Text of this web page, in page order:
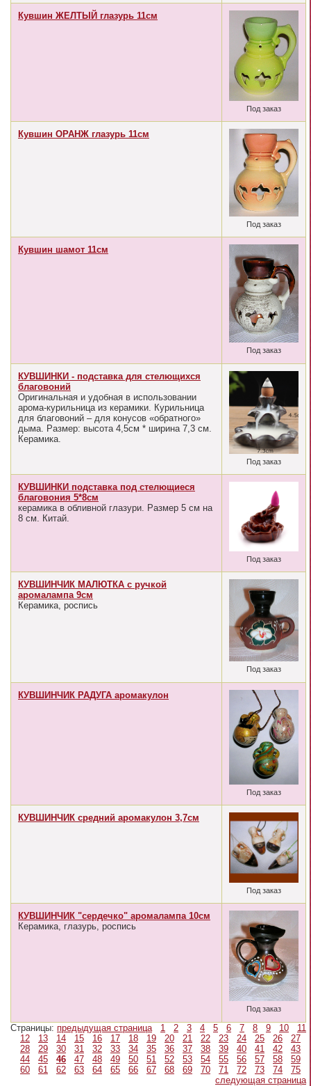
Кувшин ЖЕЛТЫЙ глазурь 11см
Под заказ
Кувшин ОРАНЖ глазурь 11см
Под заказ
Кувшин шамот 11см
Под заказ
КУВШИНКИ - подставка для стелющихся
благовоний
Оригинальная и удобная в использовании
арома-курильница из керамики. Курильница
для благовоний – для конусов «обратного»
дыма. Размер: высота 4,5см * ширина 7,3 см.
Керамика.
Под заказ
КУВШИНКИ подставка под стелющиеся
благовония 5*8см
керамика в обливной глазури. Размер 5 см на
8 см. Китай.
Под заказ
КУВШИНЧИК МАЛЮТКА с ручкой
аромалампа 9см
Керамика, роспись
Под заказ
КУВШИНЧИК РАДУГА аромакулон
Под заказ
КУВШИНЧИК средний аромакулон 3,7см
Под заказ
КУВШИНЧИК "сердечко" аромалампа 10см
Керамика, глазурь, роспись
Под заказ
Страницы: предыдущая страница 1 2 3 4 5 6 7 8 9 10
11
12
13 14 15 16 17 18 19 20 21 22 23 24 25 26
27
28
29 30 31 32 33 34 35 36 37 38 39 40 41 42
43
44
45 46 47 48 49 50 51 52 53 54 55 56 57 58
59
60
61 62 63 64 65 66 67 68 69 70 71 72 73 74
75
следующая страница